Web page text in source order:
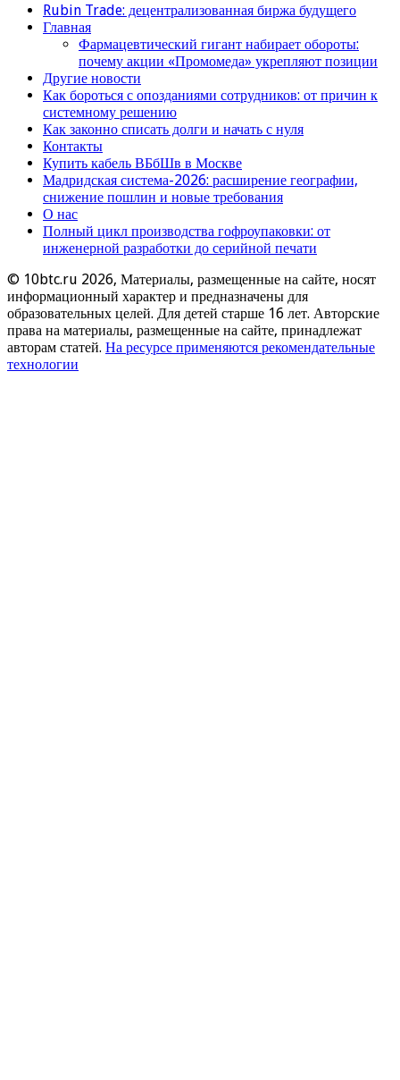
Rubin Trade: децентрализованная биржа будущего
Главная
Фармацевтический гигант набирает обороты:
почему акции «Промомеда» укрепляют позиции
Другие новости
Как бороться с опозданиями сотрудников: от причин к
системному решению
Как законно списать долги и начать с нуля
Контакты
Купить кабель ВБбШв в Москве
Мадридская система-2026: расширение географии,
снижение пошлин и новые требования
О нас
Полный цикл производства гофроупаковки: от
инженерной разработки до серийной печати
© 10btc.ru 2026, Материалы, размещенные на сайте, носят
информационный характер и предназначены для
образовательных целей. Для детей старше 16 лет. Авторские
права на материалы, размещенные на сайте, принадлежат
авторам статей. На ресурсе применяются рекомендательные
технологии